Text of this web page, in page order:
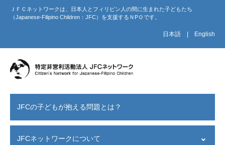
ＪＦＣネットワークは、日本人とフィリピン人の間に生まれた子どもたち
（Japanese-Filipino Children：JFC）を支援するＮPＯです。
日本語 English
JFCの子どもが抱える問題とは？
JFCネットワークについて